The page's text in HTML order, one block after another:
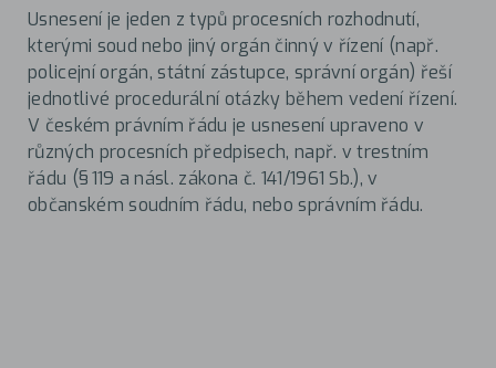
Usnesení je jeden z typů procesních rozhodnutí,
kterými soud nebo jiný orgán činný v řízení (např.
policejní orgán, státní zástupce, správní orgán) řeší
jednotlivé procedurální otázky během vedení řízení.
V českém právním řádu je usnesení upraveno v
různých procesních předpisech, např. v trestním
řádu (§ 119 a násl. zákona č. 141/1961 Sb.), v
občanském soudním řádu, nebo správním řádu.